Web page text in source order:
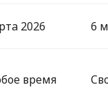
6
2026
время